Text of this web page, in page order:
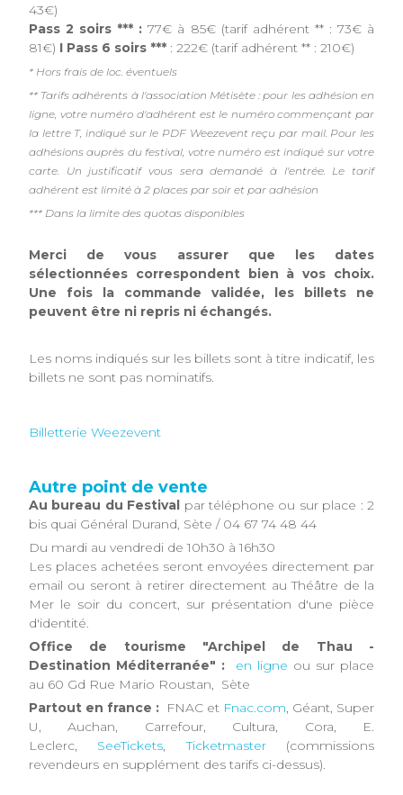
43€)
Pass 2 soirs *** : 77€ à 85€ (tarif adhérent ** : 73€ à
81€) I Pass 6 soirs *** : 222€ (tarif adhérent ** : 210€)
* Hors frais de loc. éventuels
** Tarifs adhérents à l'association Métisète : pour les adhésion en
ligne, votre numéro d'adhérent est le numéro commençant par
la lettre T, indiqué sur le PDF Weezevent reçu par mail. Pour les
adhésions auprès du festival, votre numéro est indiqué sur votre
carte. Un justificatif vous sera demandé à l'entrée. Le tarif
adhérent est limité à 2 places par soir et par adhésion
*** Dans la limite des quotas disponibles
Merci de vous assurer que les dates
sélectionnées correspondent bien à vos choix.
Une fois la commande validée, les billets ne
peuvent être ni repris ni échangés.
Les noms indiqués sur les billets sont à titre indicatif, les
billets ne sont pas nominatifs.
Billetterie Weezevent
Autre point de vente
Au bureau du Festival par téléphone ou sur place : 2
bis quai Général Durand, Sète / 04 67 74 48 44
Du mardi au vendredi de 10h30 à 16h30
Les places achetées seront envoyées directement par
email ou seront à retirer directement au Théâtre de la
Mer le soir du concert, sur présentation d'une pièce
d'identité.
Office de tourisme "Archipel de Thau -
Destination Méditerranée" :
en ligne ou sur place
au 60 Gd Rue Mario Roustan, Sète
Partout en france : FNAC et Fnac.com, Géant, Super
U, Auchan, Carrefour, Cultura, Cora, E.
Leclerc, SeeTickets,Ticketmaster(commissions
revendeurs en supplément des tarifs ci-dessus).​